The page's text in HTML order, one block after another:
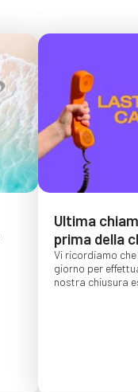
Ultima
prima della
Vi ricordiamo
giorno per
nostra chiusura